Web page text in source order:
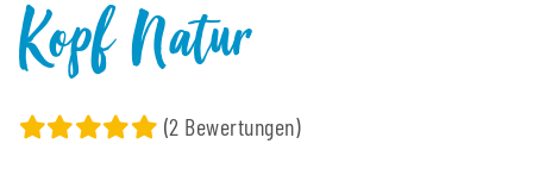
Kopf Natur
(2 Bewertungen)